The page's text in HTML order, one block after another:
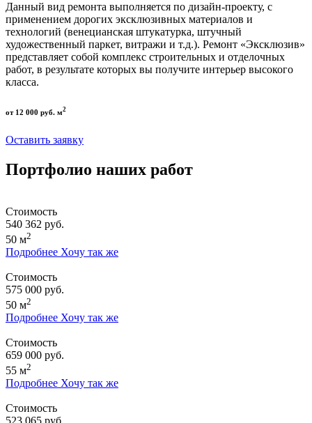
Данный вид ремонта выполняется по дизайн-проекту, с
применением дорогих эксклюзивных материалов и
технологий (венецианская штукатурка, штучный
художественный паркет, витражи и т.д.). Ремонт «Эксклюзив»
представляет собой комплекс строительных и отделочных
работ, в результате которых вы получите интерьер высокого
класса.
от 12 000 руб. м2
Оставить заявку
Портфолио наших работ
Стоимость
540 362 руб.
50 м2
Подробнее Хочу так же
Стоимость
575 000 руб.
50 м2
Подробнее Хочу так же
Стоимость
659 000 руб.
55 м2
Подробнее Хочу так же
Стоимость